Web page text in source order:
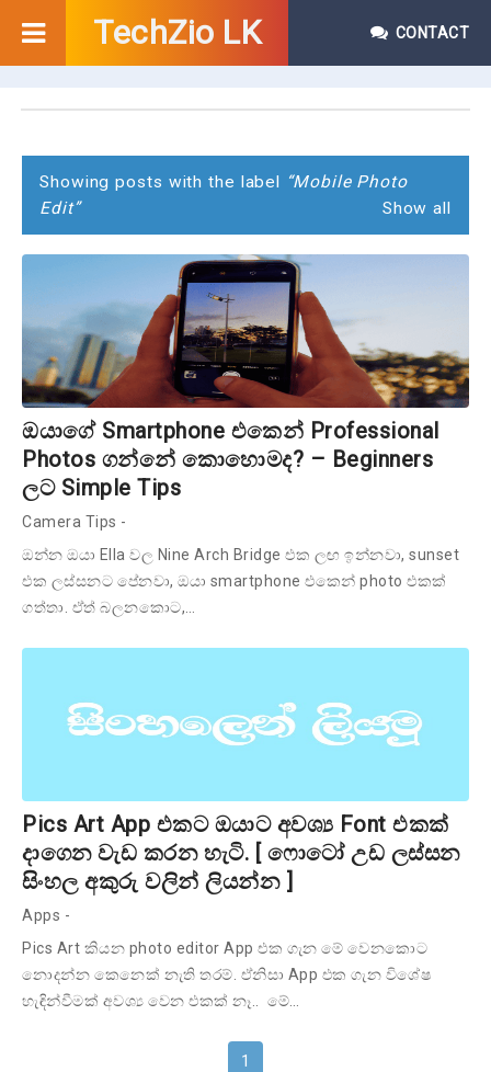
TechZio LK CONTACT
o
s
Showing posts with the label
Mobile Photo
Edit
Show all
ඔයාගේ Smartphone එකෙන් Professional
Photos ගන්නේ කොහොමද? – Beginners
ලට Simple Tips
Camera Tips -
ඔන්න ඔයා Ella වල Nine Arch Bridge එක ලඟ ඉන්නවා, sunset
එක ලස්සනට පේනවා, ඔයා smartphone එකෙන් photo එකක්
ගත්තා. ඒත් බලනකොට,…
Pics Art App එකට ඔයාට අවශ්‍ය Font එකක්
දාගෙන වැඩ කරන හැටි. [ ෆොටෝ උඩ ලස්සන
සිංහල අකුරු වලින් ලියන්න ]
Apps -
Pics Art කියන photo editor App එක ගැන මේ වෙනකොට
නොදන්න කෙනෙක් නැති තරම්. ඒනිසා App එක ගැන විශේෂ
හැඳින්වීමක් අවශ්‍ය වෙන එකක් නෑ.. මේ…
1